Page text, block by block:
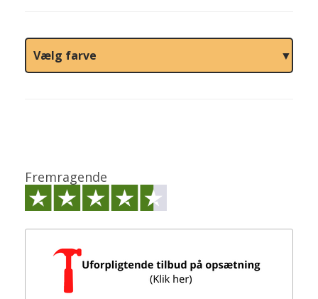
Vælg farve
Fremragende